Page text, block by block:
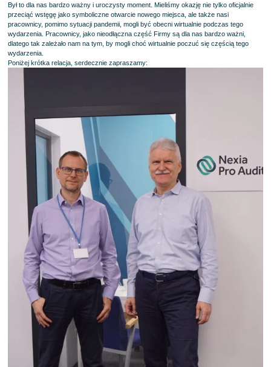
Był to dla nas bardzo ważny i uroczysty moment. Mieliśmy okazję nie tylko oficjalnie
przeciąć wstęgę jako symboliczne otwarcie nowego miejsca, ale także nasi
pracownicy, pomimo sytuacji pandemii, mogli być obecni wirtualnie podczas tego
wydarzenia. Pracownicy, jako nieodłączna część Firmy są dla nas bardzo ważni,
dlatego tak zależało nam na tym, by mogli choć wirtualnie poczuć się częścią tego
wydarzenia.
Poniżej krótka relacja, serdecznie zapraszamy: